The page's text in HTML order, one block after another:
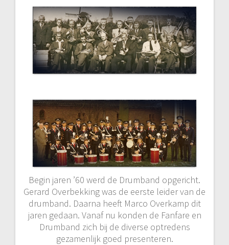
Begin jaren ’60 werd de Drumband opgericht.
Gerard Overbekking was de eerste leider van de
drumband. Daarna heeft Marco Overkamp dit
jaren gedaan. Vanaf nu konden de Fanfare en
Drumband zich bij de diverse optredens
gezamenlijk goed presenteren.